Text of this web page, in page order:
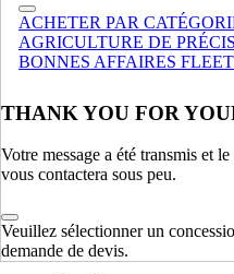
ACHETER PAR
AGRICULTURE DE
BONNES AFFAIRES
THANK YOU FOR
Votre message a été transmis et
vous contactera sous peu.
Veuillez sélectionner un
demande de devis.
Specialise Specialise
Commercial, Espace Vert
Commercial, Espace Vert
MOTEURS
Unites De Puissance
Ism Ism